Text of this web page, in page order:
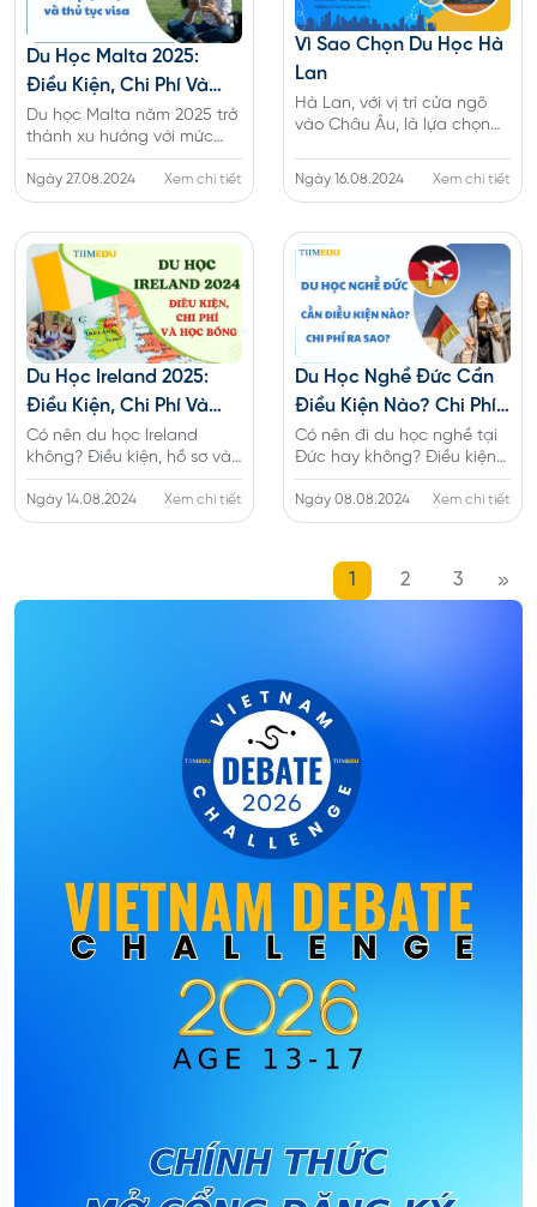
Du Học Malta 2025:
Điều Kiện, Chi Phí Và
Thủ Tục Visa
Du học Malta năm 2025 trở
thành xu hướng với mức
học phí rẻ, điều kiện và thủ
tục visa đơn giản. Xem chi
tiết về chi phí và thủ tục xin
Ngày 27.08.2024 Xem chi tiết
Vì Sao Chọn Du Học Hà
Lan
Hà Lan, với vị trí cửa ngõ
vào Châu Âu, là lựa chọn
chỉ có môi trường học tập
lý tưởng, Hà Lan còn mang
hóa độc đáo ngay tại trung
tâm lục địa.
Ngày 16.08.2024 Xem chi tiết
Du Học Ireland 2025:
Điều Kiện, Chi Phí Và
Học Bổng
Có nên du học Ireland
không? Điều kiện, hồ sơ và
quy trình xin du học tại
Ireland có khó khăn không
và chi phí du học tại đây là
Ngày 14.08.2024 Xem chi tiết
Du Học Nghề Đức Cần
Điều Kiện Nào? Chi Phí
Ra Sao?
Có nên đi du học nghề tại
Đức hay không? Điều kiện
du học là gì? Hướng dẫn lộ
trình và quy trình nộp hồ sơ
du học Đức cho sinh viên
Ngày 08.08.2024 Xem chi tiết
1 2 3